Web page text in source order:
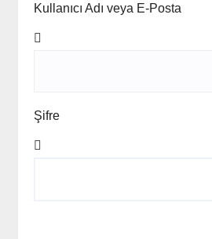
Kullanıcı Adı veya E-Posta
Şifre